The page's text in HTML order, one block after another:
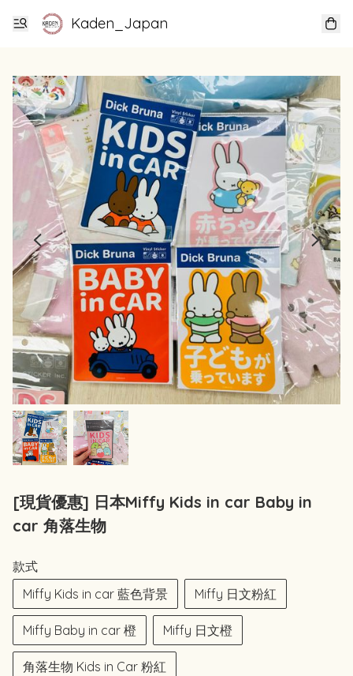
Kaden_Japan
[現貨優惠] 日本Miffy Kids in car Baby in
car 角落生物
款式
Miffy Kids in car 藍色背景
Miffy 日文粉紅
Miffy Baby in car 橙 Miffy 日文橙
角落生物 Kids in Car 粉紅